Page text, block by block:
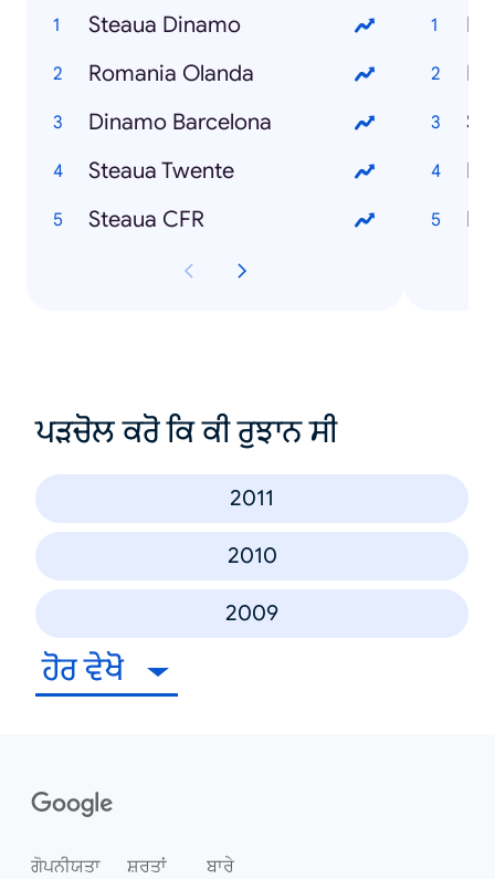
Steaua Dinamo
Romania Olanda
Dinamo Barcelona
Steaua Twente
Steaua CFR
ਪੜਚੋਲ ਕਰੋ ਕਿ ਕੀ ਰੁਝਾਨ ਸੀ
2011
2010
2009
ਹੋਰ ਵੇਖੋ
ਗੋਪਨੀਯਤਾ ਸ਼ਰਤਾਂ ਬਾਰੇ